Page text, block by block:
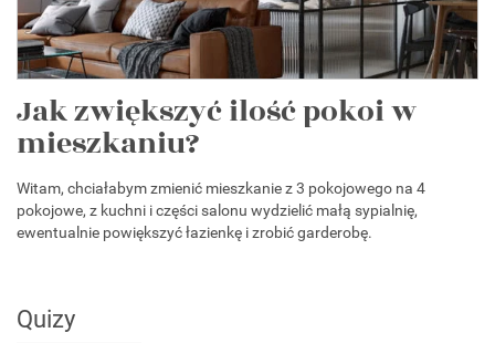
Jak zwiększyć ilość pokoi w
mieszkaniu?
Witam, chciałabym zmienić mieszkanie z 3 pokojowego na 4
pokojowe, z kuchni i części salonu wydzielić małą sypialnię,
ewentualnie powiększyć łazienkę i zrobić garderobę.
Quizy